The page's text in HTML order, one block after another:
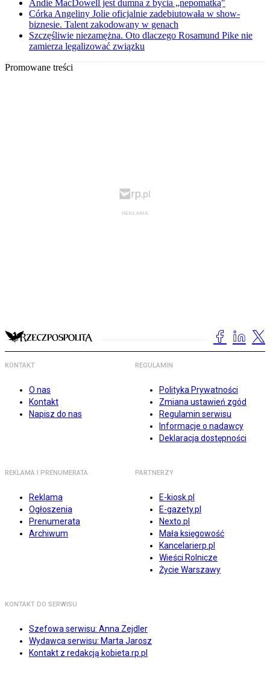
Andie MacDowell jest dumna z bycia „nepomatką"
Córka Angeliny Jolie oficjalnie zadebiutowała w show-
biznesie. Talent zakodowany w genach
Szczęśliwie niezamężna. Oto dlaczego Rosamund Pike nie
zamierza legalizować związku
Promowane treści
KONTAKT
O nas
Kontakt
Napisz do nas
REGULAMIN
Polityka Prywatności
Zmiana ustawień zgód
Regulamin serwisu
Informacje o nadawcy
Deklaracja dostępności
REKLAMA I PRENUMERATA
Reklama
Ogłoszenia
Prenumerata
Archiwum
PARTNERZY
E-kiosk.pl
E-gazety.pl
Nexto.pl
Mała księgowość
Kancelarierp.pl
Wieści Rolnicze
Życie Warszawy
KONTAKT DO SERWISU
Szefowa serwisu: Anna Zejdler
Wydawca serwisu: Marta Jarosz
Kontakt z redakcją kobieta.rp.pl